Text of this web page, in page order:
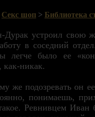
Секс шоп > Библиотека
Дурак устроил свою
в соседний
легче было ее
как-никак.
же подозревать он
понимаешь,
Ревнивцем